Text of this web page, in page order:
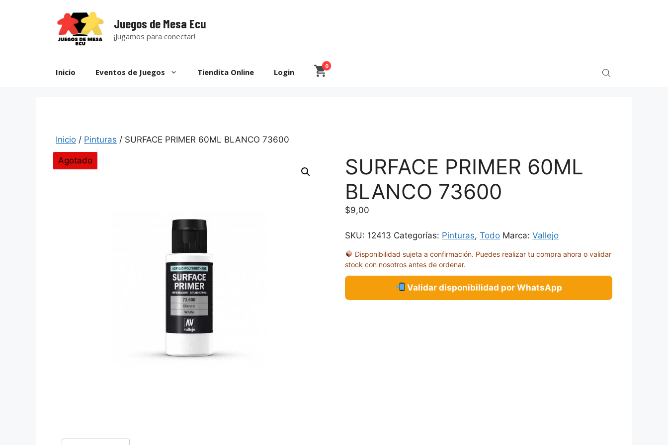
Juegos de Mesa Ecu
¡Jugamos para conectar!
Inicio Eventos de Juegos Tiendita Online Login
0
Inicio / Pinturas / SURFACE PRIMER 60ML BLANCO 73600
Agotado
SURFACE PRIMER 60ML
BLANCO 73600
$9,00
SKU: 12413 Categorías: Pinturas,Todo Marca:Vallejo
Disponibilidad sujeta a confirmación. Puedes realizar tu compra ahora o validar
stock con nosotros antes de ordenar.
Validar disponibilidad por WhatsApp